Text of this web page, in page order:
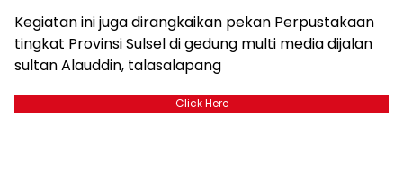
Kegiatan ini juga dirangkaikan pekan Perpustakaan
tingkat Provinsi Sulsel di gedung multi media dijalan
sultan Alauddin, talasalapang
Click Here